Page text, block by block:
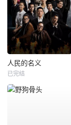
人民的名义
已完结